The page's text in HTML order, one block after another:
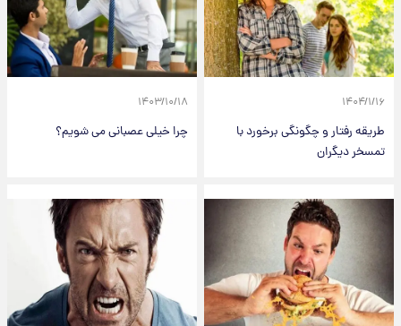
۱۴۰۴/۱/۱۶
طریقه رفتار و چگونگی برخورد با
تمسخر دیگران
۱۴۰۳/۱۰/۱۸
چرا خیلی عصبانی می شویم؟